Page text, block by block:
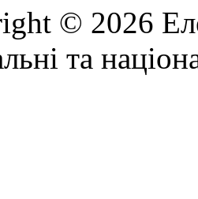
© 2026
та